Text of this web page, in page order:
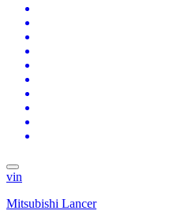
vin
Mitsubishi Lancer